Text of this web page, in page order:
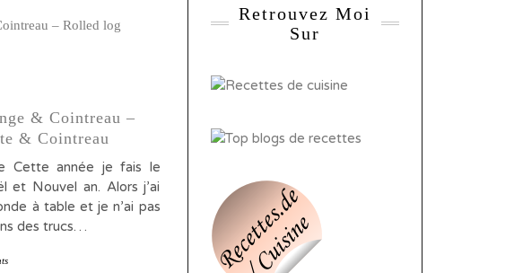
& Cointreau –
& Cointreau
Cette année je fais le
et Nouvel an. Alors j’ai
à table et je n’ai pas
des trucs…
Retrouvez Moi
Sur